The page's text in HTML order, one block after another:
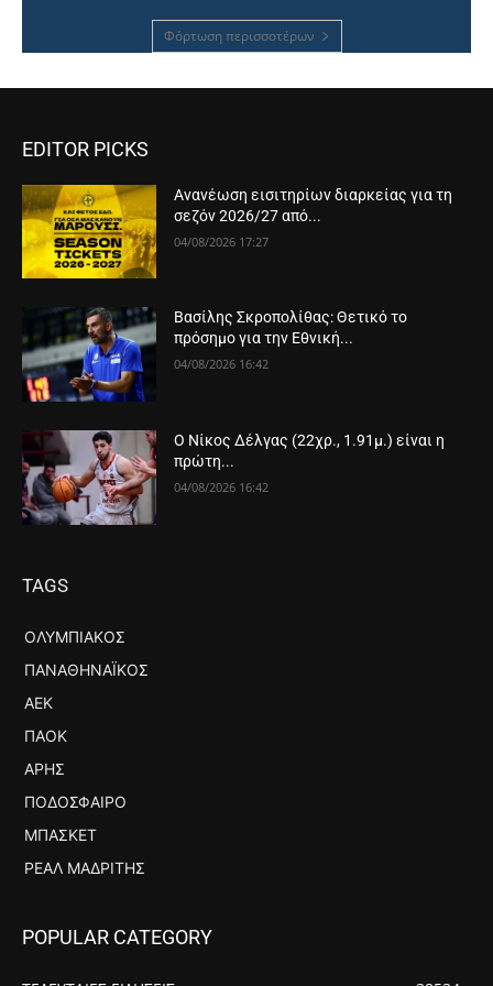
Φόρτωση περισσοτέρων
EDITOR PICKS
Ανανέωση εισιτηρίων διαρκείας για τη
σεζόν 2026/27 από...
04/08/2026 17:27
Βασίλης Σκροπολίθας: Θετικό το
πρόσημο για την Εθνική...
04/08/2026 16:42
Ο Νίκος Δέλγας (22χρ., 1.91μ.) είναι η
πρώτη...
04/08/2026 16:42
TAGS
ΟΛΥΜΠΙΑΚΌΣ
ΠΑΝΑΘΗΝΑΪΚΌΣ
ΑΕΚ
ΠΑΟΚ
ΆΡΗΣ
ΠΟΔΌΣΦΑΙΡΟ
ΜΠΆΣΚΕΤ
ΡΕΆΛ ΜΑΔΡΊΤΗΣ
POPULAR CATEGORY